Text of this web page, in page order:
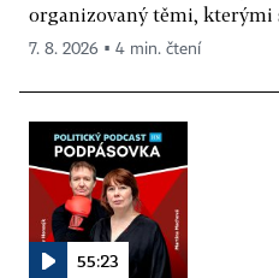
organizovaný těmi, kterými
7. 8. 2026 ▪ 4 min. čtení
55:23